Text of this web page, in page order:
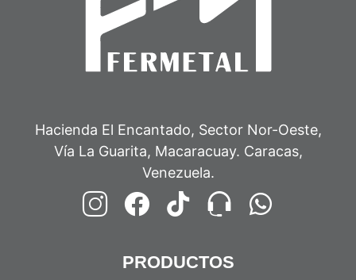
Hacienda El Encantado, Sector Nor-Oeste,
Vía La Guarita, Macaracuay. Caracas,
Venezuela.
PRODUCTOS